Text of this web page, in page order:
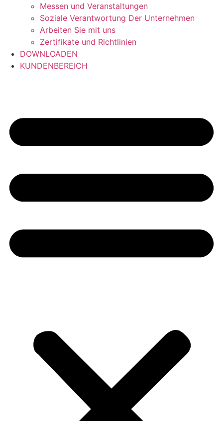
Messen und Veranstaltungen
Soziale Verantwortung Der Unternehmen
Arbeiten Sie mit uns
Zertifikate und Richtlinien
DOWNLOADEN
KUNDENBEREICH